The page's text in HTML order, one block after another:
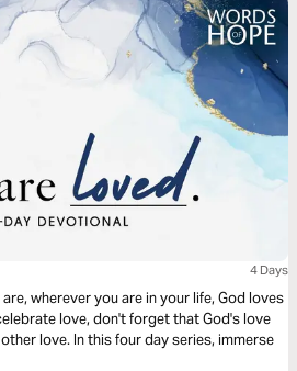
4 Days
wherever you are in your life, God loves
love, don't forget that God's love
love. In this four day series, immerse